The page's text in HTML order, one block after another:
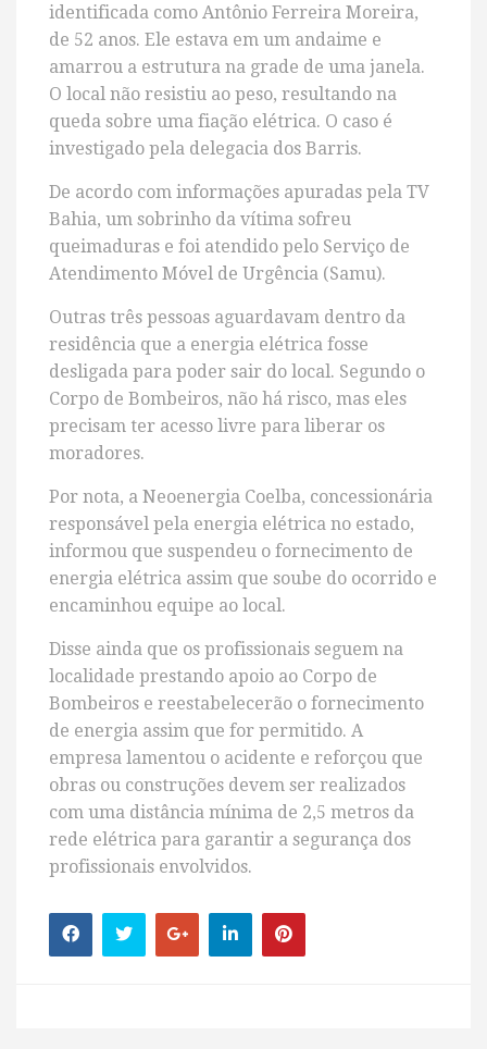
identificada como Antônio Ferreira Moreira,
de 52 anos. Ele estava em um andaime e
amarrou a estrutura na grade de uma janela.
O local não resistiu ao peso, resultando na
queda sobre uma fiação elétrica. O caso é
investigado pela delegacia dos Barris.
De acordo com informações apuradas pela TV
Bahia, um sobrinho da vítima sofreu
queimaduras e foi atendido pelo Serviço de
Atendimento Móvel de Urgência (Samu).
Outras três pessoas aguardavam dentro da
residência que a energia elétrica fosse
desligada para poder sair do local. Segundo o
Corpo de Bombeiros, não há risco, mas eles
precisam ter acesso livre para liberar os
moradores.
Por nota, a Neoenergia Coelba, concessionária
responsável pela energia elétrica no estado,
informou que suspendeu o fornecimento de
energia elétrica assim que soube do ocorrido e
encaminhou equipe ao local.
Disse ainda que os profissionais seguem na
localidade prestando apoio ao Corpo de
Bombeiros e reestabelecerão o fornecimento
de energia assim que for permitido. A
empresa lamentou o acidente e reforçou que
obras ou construções devem ser realizados
com uma distância mínima de 2,5 metros da
rede elétrica para garantir a segurança dos
profissionais envolvidos.